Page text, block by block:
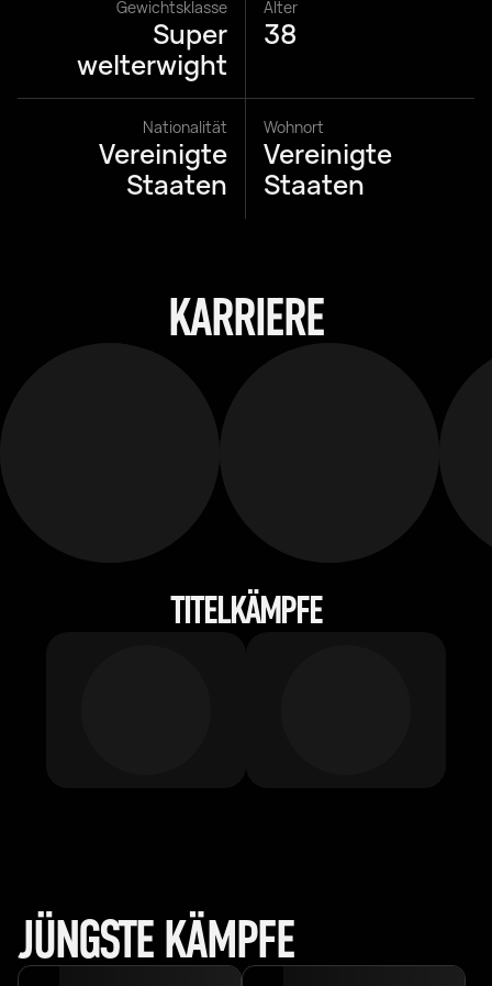
Gewichtsklasse
Super
welterwight
Alter
38
Nationalität
Vereinigte
Staaten
Wohnort
Vereinigte
Staaten
KARRIERE
TITELKÄMPFE
JÜNGSTE KÄMPFE